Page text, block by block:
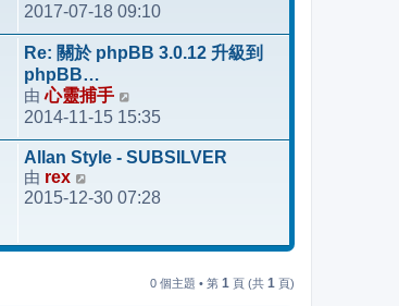
視
最
後
表
2017-07-18 09:10
Re: 關於 phpBB 3.0.12 升級到
phpBB…
由心靈捕手
視
最
後
發
2014-11-15 15:35
Allan Style - SUBSILVER
由 rex
視
後
2015-12-30 07:28
0 個主題 • 第 1 頁 (共 1 頁)